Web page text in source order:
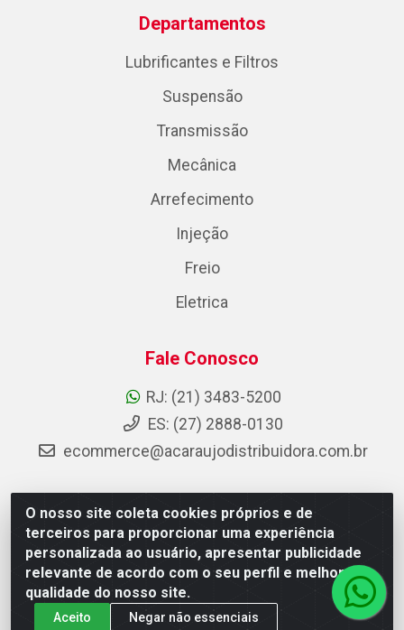
O nosso site coleta cookies próprios e de
terceiros para proporcionar uma experiência
personalizada ao usuário, apresentar publicidade
relevante de acordo com o seu perfil e melhorar a
qualidade do nosso site.
Aceito Negar não essenciais
Departamentos
Lubrificantes e Filtros
Suspensão
Transmissão
Mecânica
Arrefecimento
Injeção
Freio
Eletrica
Fale Conosco
RJ: (21) 3483-5200
ES: (27) 2888-0130
ecommerce@acaraujodistribuidora.com.br
AC Araujo Distribuidora - Rua Carneiro de Campos, 42 -
São Cristóvão, Rio de Janeiro/RJ - CEP 20.920-410 -
CNPJ 08.744.753/0003-85